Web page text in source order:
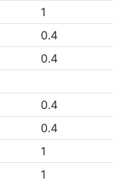
1
0.4
0.4
0.4
0.4
1
1